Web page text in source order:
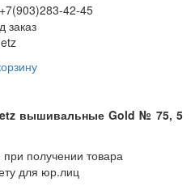
42-45
заказ
вышивальные Gold № 75, 5
получении товара
для юр.лиц